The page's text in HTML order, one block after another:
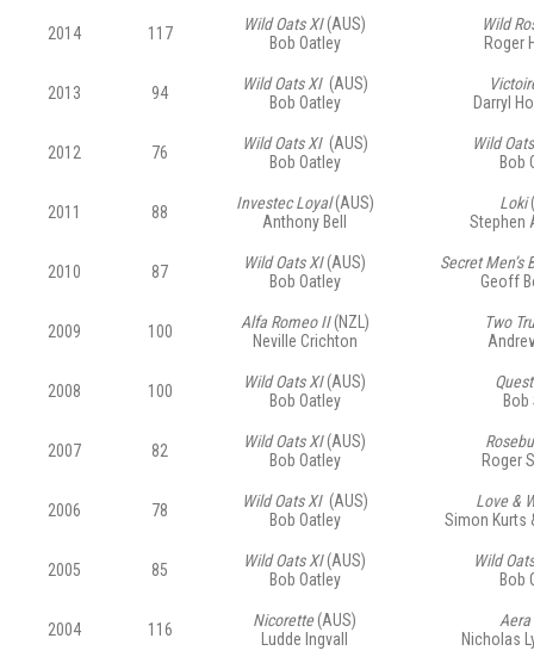
2014 117 Wild Oats XI(AUS)
Bob Oatley
Wild
Roger
2013 94 Wild Oats XI (AUS)
Bob Oatley
Darryl
2012 76 Wild Oats XI (AUS)
Bob Oatley
Wild
Bob
2011 88 Investec Loyal(AUS)
Anthony Bell
Loki
Stephen
2010 87 Wild Oats XI(AUS)
Bob Oatley
Secret Men’s
Geoff
2009 100 Alfa Romeo II(NZL)
Neville Crichton
Two
2008 100 Wild Oats XI(AUS)
Bob Oatley
Quest
Bob
2007 82 Wild Oats XI(AUS)
Bob Oatley
Roger
2006 78 Wild Oats XI (AUS)
Bob Oatley
Love &
Simon Kurts
2005 85 Wild Oats XI(AUS)
Bob Oatley
Wild
Bob
2004 116 Nicorette(AUS)
Ludde Ingvall
Aera
Nicholas